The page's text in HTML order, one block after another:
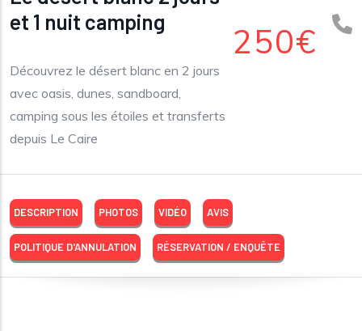
et 1 nuit camping
Découvrez le désert blanc en 2 jours
avec oasis, dunes, sandboard,
camping sous les étoiles et transferts
depuis Le Caire
250€
DESCRIPTION PHOTOS VIDÉO AVIS
POLITIQUE D'ANNULATION RÉSERVATION / ENQUÊTE